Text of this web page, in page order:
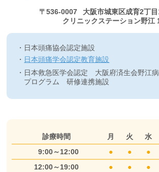
〒536-0007
大阪市城東区成育2丁
クリニックステーション野江
日本頭痛協会認定施設
日本頭痛学会認定教育施設
日本救急医学会認定 大阪府済生会野江
プログラム 研修連携施設
診療時間 月 火 水
9:00～12:00
● ● ●
12:00～19:00
● ● ●